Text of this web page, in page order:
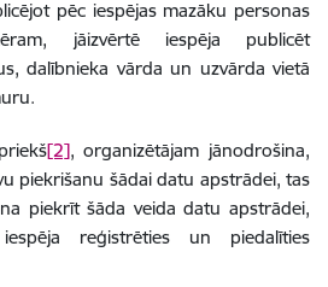
pēc iespējas mazāku personas
jāizvērtē iespēja publicēt
dalībnieka vārda un uzvārda vietā
[2], organizētājam jānodrošina,
piekrišanu šādai datu apstrādei, tas
piekrīt šāda veida datu apstrādei,
reģistrēties un piedalīties